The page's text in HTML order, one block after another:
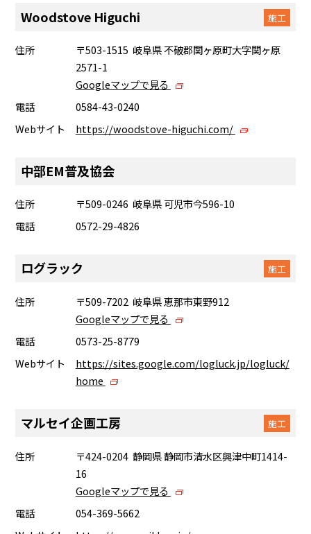
Woodstove Higuchi 施工
住所
〒503-1515 岐阜県 不破郡関ヶ原町大字関ヶ原
2571-1
Googleマップで見る
電話
0584-43-0240
Webサイト
https://woodstove-higuchi.com/
中部EM普及協会
住所
〒509-0246 岐阜県 可児市今596-10
電話
0572-29-4826
ログラック 施工
住所
〒509-7202 岐阜県 恵那市東野912
Googleマップで見る
電話
0573-25-8779
Webサイト
https://sites.google.com/logluck.jp/logluck/
home
マルセイ企画工房 施工
住所
〒424-0204 静岡県 静岡市清水区興津中町1414-
16
Googleマップで見る
電話
054-369-5662